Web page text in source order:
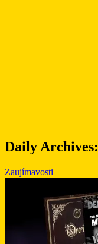
Daily Archives:
Zaujímavosti